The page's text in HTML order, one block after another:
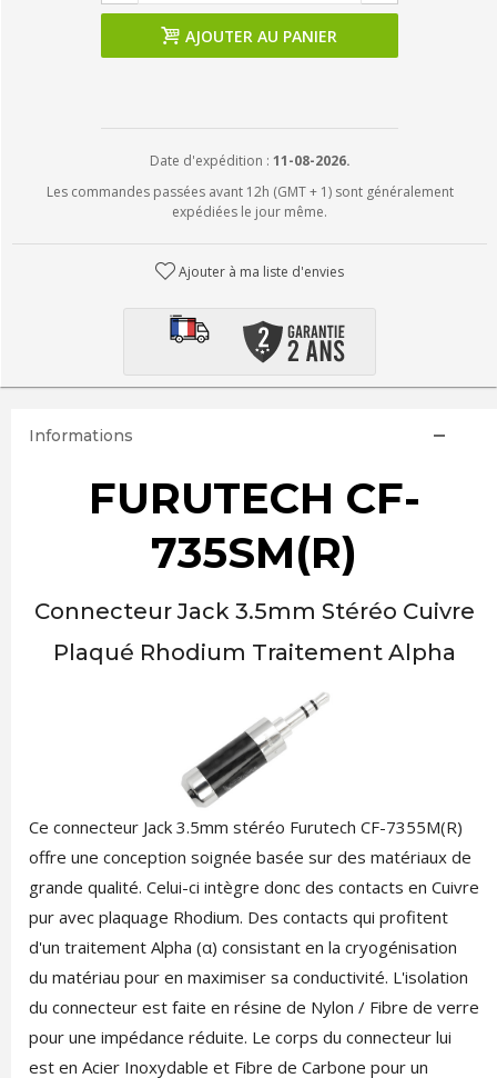
AJOUTER AU PANIER
Date d'expédition : 11-08-2026.
Les commandes passées avant 12h (GMT + 1) sont généralement
expédiées le jour même.
Ajouter à ma liste d'envies
Informations
FURUTECH CF-
735SM(R)
Connecteur Jack 3.5mm Stéréo Cuivre
Plaqué Rhodium Traitement Alpha
Ce connecteur Jack 3.5mm stéréo Furutech CF-7355M(R)
offre une conception soignée basée sur des matériaux de
grande qualité. Celui-ci intègre donc des contacts en Cuivre
pur avec plaquage Rhodium. Des contacts qui profitent
d'un traitement Alpha (α) consistant en la cryogénisation
du matériau pour en maximiser sa conductivité. L'isolation
du connecteur est faite en résine de Nylon / Fibre de verre
pour une impédance réduite. Le corps du connecteur lui
est en Acier Inoxydable et Fibre de Carbone pour un